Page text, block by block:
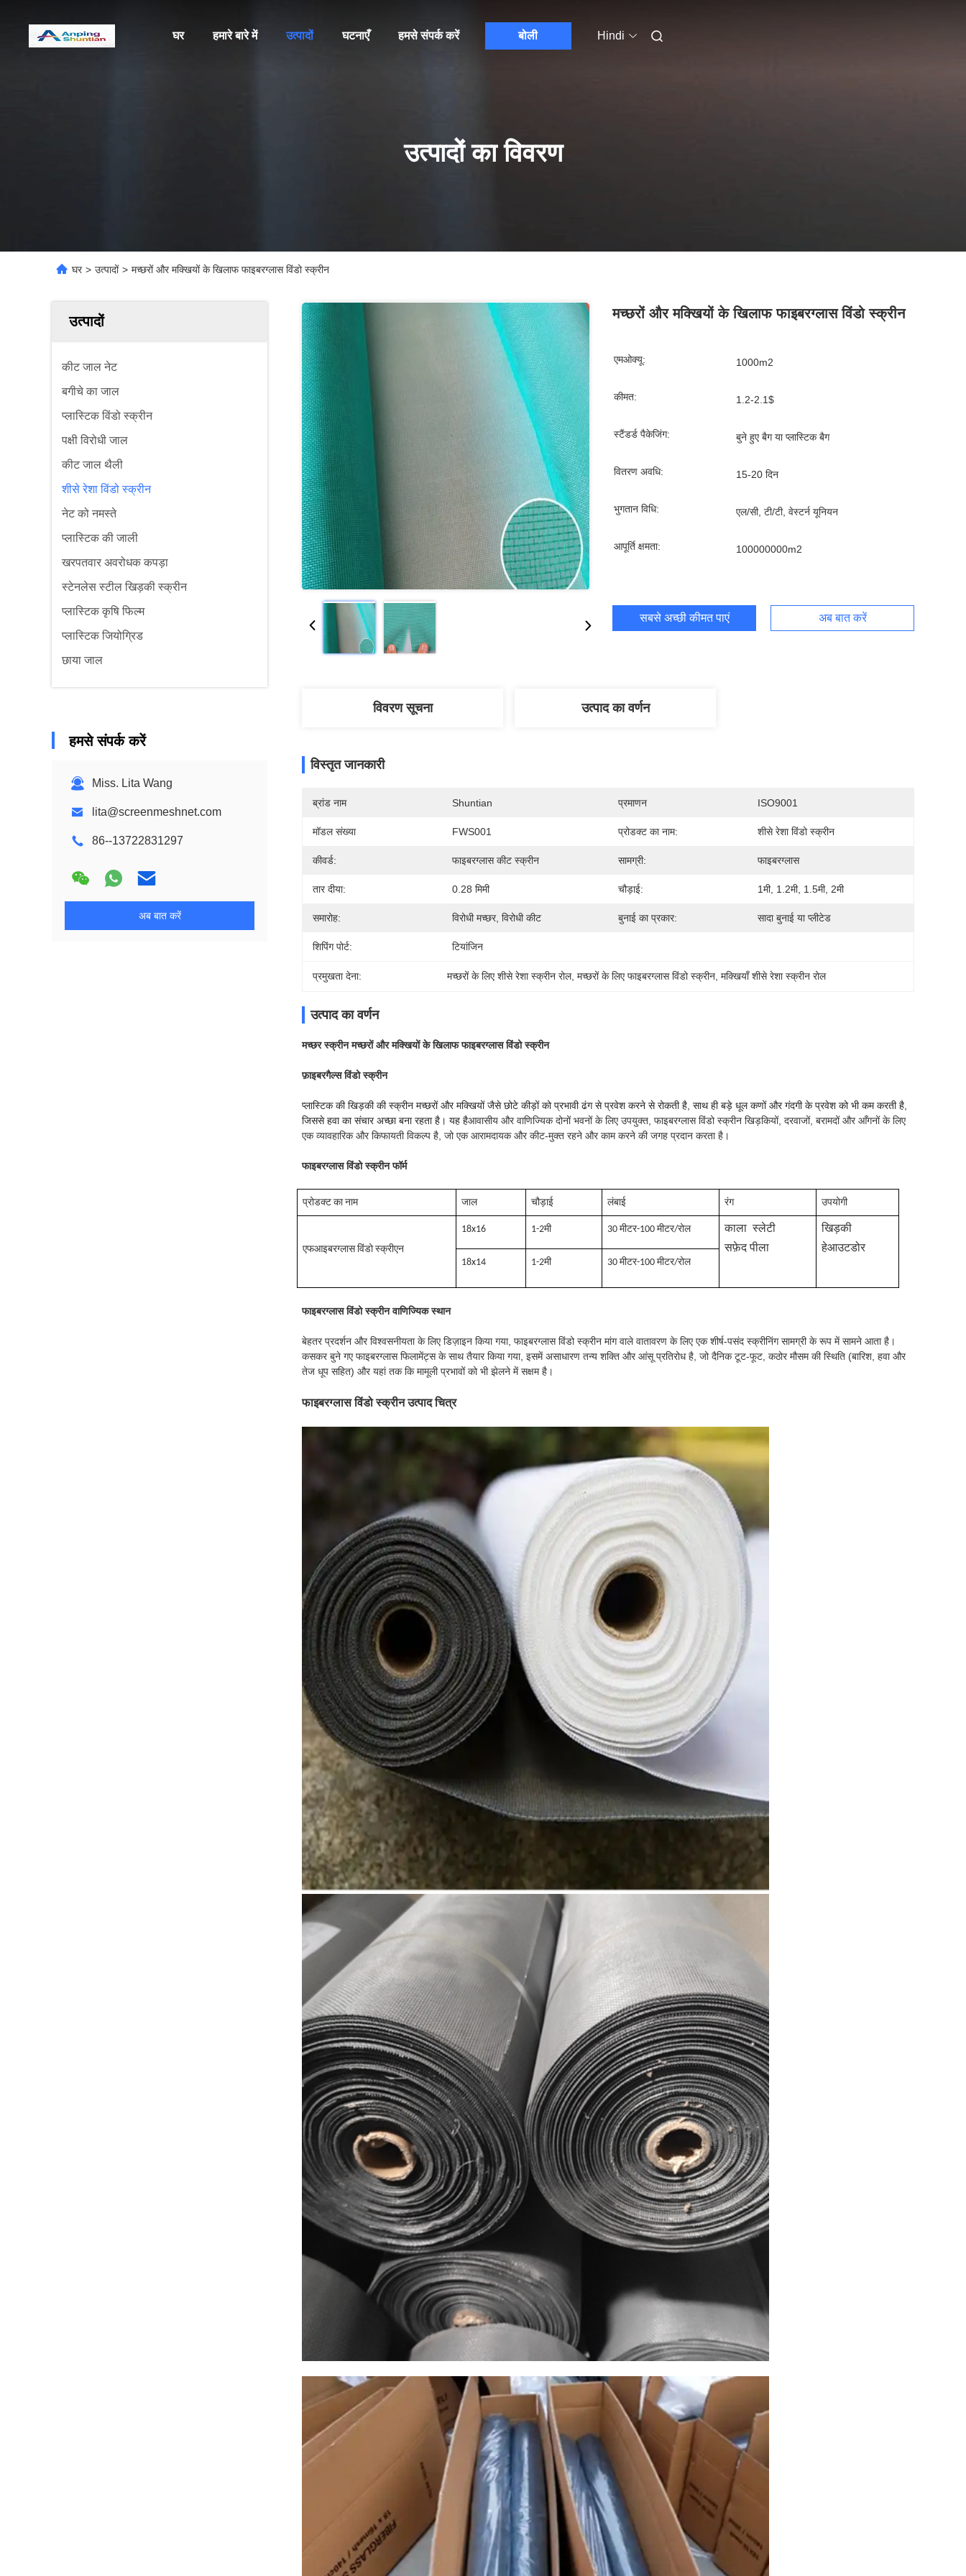
घर हमारे बारे में उत्पादों घटनाएँ हमसे संपर्क करें बोली Hindi
उत्पादों का विवरण
घर > उत्पादों > मच्छरों और मक्खियों के खिलाफ फाइबरग्लास विंडो स्क्रीन
उत्पादों
कीट जाल नेट
बगीचे का जाल
प्लास्टिक विंडो स्क्रीन
पक्षी विरोधी जाल
कीट जाल थैली
शीसे रेशा विंडो स्क्रीन
नेट को नमस्ते
प्लास्टिक की जाली
खरपतवार अवरोधक कपड़ा
स्टेनलेस स्टील खिड़की स्क्रीन
प्लास्टिक कृषि फिल्म
प्लास्टिक जियोग्रिड
छाया जाल
हमसे संपर्क करें
Miss. Lita Wang
lita@screenmeshnet.com
86--13722831297
अब बात करें
मच्छरों और मक्खियों के खिलाफ फाइबरग्लास विंडो स्क्रीन
एमओक्यू: 1000m2
कीमत: 1.2-2.1$
स्टैंडर्ड पैकेजिंग: बुने हुए बैग या प्लास्टिक बैग
वितरण अवधि: 15-20 दिन
भुगतान विधि: एल/सी, टी/टी, वेस्टर्न यूनियन
आपूर्ति क्षमता: 100000000m2
सबसे अच्छी कीमत पाएं अब बात करें
विवरण सूचना उत्पाद का वर्णन
विस्तृत जानकारी
ब्रांड नाम Shuntian प्रमाणन ISO9001
मॉडल संख्या FWS001 प्रोडक्ट का नाम: शीसे रेशा विंडो स्क्रीन
कीवर्ड: फाइबरग्लास कीट स्क्रीन सामग्री: फाइबरग्लास
तार दीया: 0.28 मिमी चौड़ाई: 1मी, 1.2मी, 1.5मी, 2मी
समारोह: विरोधी मच्छर, विरोधी कीट बुनाई का प्रकार: सादा बुनाई या प्लीटेड
शिपिंग पोर्ट: टियांजिन
प्रमुखता देना: मच्छरों के लिए शीसे रेशा स्क्रीन रोल, मच्छरों के लिए फाइबरग्लास विंडो स्क्रीन , मक्खियाँ शीसे रेशा स्क्रीन रोल
उत्पाद का वर्णन
मच्छर स्क्रीन मच्छरों और मक्खियों के खिलाफ फाइबरग्लास विंडो स्क्रीन
फ़ाइबरगैल्स विंडो स्क्रीन
प्लास्टिक की खिड़की की स्क्रीन मच्छरों और मक्खियों जैसे छोटे कीड़ों को प्रभावी ढंग से प्रवेश करने से रोकती है, साथ ही बड़े धूल कणों और गंदगी के प्रवेश को भी कम करती है,
जिससे हवा का संचार अच्छा बना रहता है। यह हैआवासीय और वाणिज्यिक दोनों भवनों के लिए उपयुक्त, फाइबरग्लास विंडो स्क्रीन खिड़कियों, दरवाजों, बरामदों और आँगनों के लिए
एक व्यावहारिक और किफायती विकल्प है, जो एक आरामदायक और कीट-मुक्त रहने और काम करने की जगह प्रदान करता है।
फाइबरग्लास विंडो स्क्रीन फॉर्म
प्रोडक्ट का नाम जाल चौड़ाई लंबाई रंग उपयोगी
एफआइबरग्लास विंडो स्क्रीएन
18x16 1-2मी 30 मीटर-100 मीटर/रोल काला स्लेटी
सफ़ेद पीला
खिड़की
हेआउटडोर
18x14 1-2मी 30 मीटर-100 मीटर/रोल
फाइबरग्लास विंडो स्क्रीन वाणिज्यिक स्थान
बेहतर प्रदर्शन और विश्वसनीयता के लिए डिज़ाइन किया गया, फाइबरग्लास विंडो स्क्रीन मांग वाले वातावरण के लिए एक शीर्ष-पसंद स्क्रीनिंग सामग्री के रूप में सामने आता है।
कसकर बुने गए फाइबरग्लास फिलामेंट्स के साथ तैयार किया गया, इसमें असाधारण तन्य शक्ति और आंसू प्रतिरोध है, जो दैनिक टूट-फूट, कठोर मौसम की स्थिति (बारिश, हवा और
तेज धूप सहित) और यहां तक ​​कि मामूली प्रभावों को भी झेलने में सक्षम है।
फाइबरग्लास विंडो स्क्रीन उत्पाद चित्र